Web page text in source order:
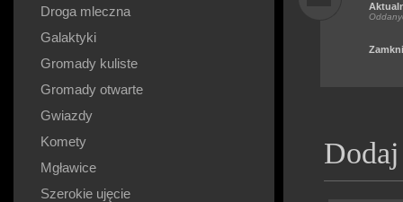
Droga mleczna
Galaktyki
Gromady kuliste
Gromady otwarte
Gwiazdy
Komety
Mgławice
Szerokie ujęcie